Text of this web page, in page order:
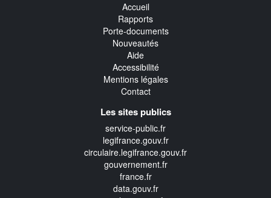
Accueil
Rapports
Porte-documents
Nouveautés
Aide
Accessibilité
Mentions légales
Contact
Les sites publics
service-public.fr
legifrance.gouv.fr
circulaire.legifrance.gouv.fr
gouvernement.fr
france.fr
data.gouv.fr